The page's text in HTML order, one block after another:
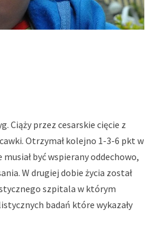
Ciąży przez cesarskie cięcie z
Otrzymał kolejno 1-3-6 pkt w
być wspierany oddechowo,
W drugiej dobie życia został
szpitala w którym
badań które wykazały